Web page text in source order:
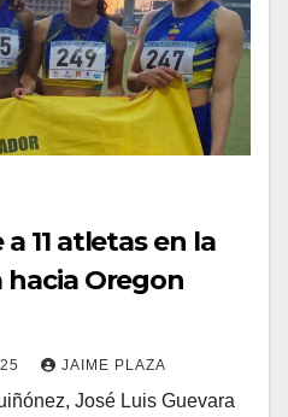
11 atletas en la
Oregon
JAIME PLAZA
José Luis Guevara